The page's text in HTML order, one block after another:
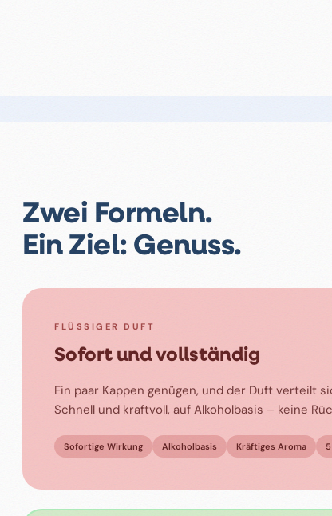
Zwei Formeln.
Ein Ziel: Genuss.
FLÜSSIGER DUFT
Sofort und vollständig
Ein paar Kappen genügen, und der Duft verteilt
Schnell und kraftvoll, auf Alkoholbasis – keine
Sofortige Wirkung Alkoholbasis Kräftiges Aroma